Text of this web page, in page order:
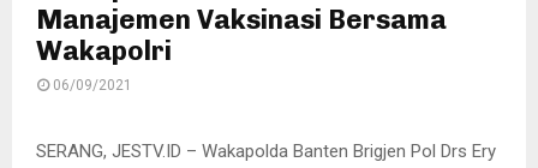
Manajemen Vaksinasi Bersama
Wakapolri
06/09/2021
SERANG, JESTV.ID – Wakapolda Banten Brigjen Pol Drs Ery